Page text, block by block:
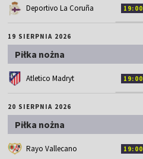
Deportivo La Coruña 19:00
19 SIERPNIA 2026
Piłka nożna
Atletico Madryt 19:00
20 SIERPNIA 2026
Piłka nożna
Rayo Vallecano 19:00